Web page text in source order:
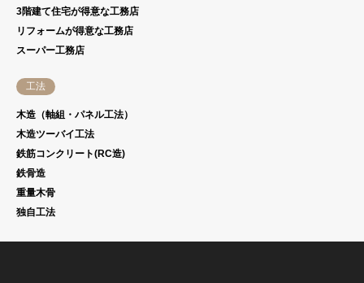
3階建て住宅が得意な工務店
リフォームが得意な工務店
スーパー工務店
工法
木造（軸組・パネル工法）
木造ツーバイ工法
鉄筋コンクリート(RC造)
鉄骨造
重量木骨
独自工法